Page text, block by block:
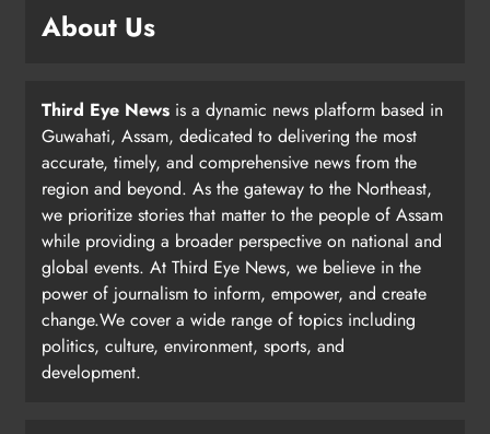
About Us
Third Eye News is a dynamic news platform based in
Guwahati, Assam, dedicated to delivering the most
accurate, timely, and comprehensive news from the
region and beyond. As the gateway to the Northeast,
we prioritize stories that matter to the people of Assam
while providing a broader perspective on national and
global events. At Third Eye News, we believe in the
power of journalism to inform, empower, and create
change.We cover a wide range of topics including
politics, culture, environment, sports, and
development.